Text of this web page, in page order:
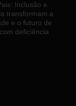
Inclusão e
transformam a
e o futuro de
deficiência